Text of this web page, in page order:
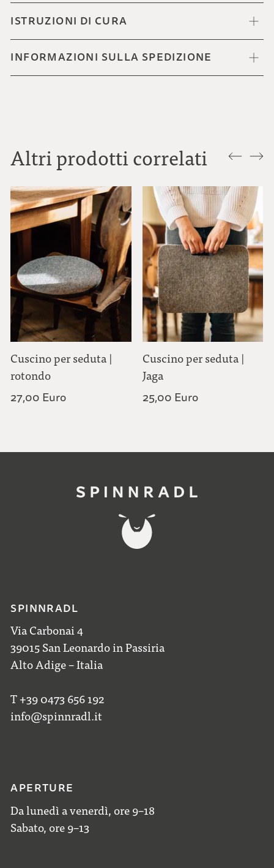
ISTRUZIONI DI CURA
INFORMAZIONI SULLA SPEDIZIONE
Altri prodotti correlati
Cuscino per seduta |
rotondo
27,00 Euro
Cuscino per seduta |
Jaga
25,00 Euro
SPINNRADL
Via Carbonai 4
39015 San Leonardo in Passiria
Alto Adige – Italia
T +39 0473 656 192
info@spinnradl.it
APERTURE
Da lunedì a venerdì, ore 9–18
Sabato, ore 9–13